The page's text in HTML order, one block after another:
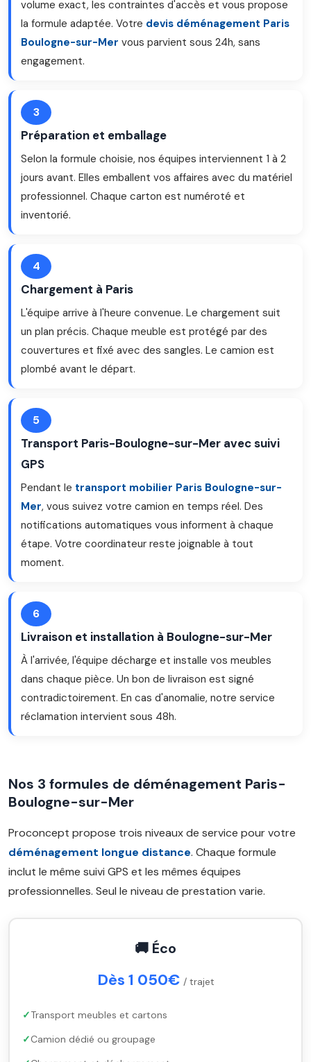
volume exact, les contraintes d'accès et vous propose
la formule adaptée. Votre devis déménagement Paris
Boulogne-sur-Mer vous parvient sous 24h, sans
engagement.
3
Préparation et emballage
Selon la formule choisie, nos équipes interviennent 1 à 2
jours avant. Elles emballent vos affaires avec du matériel
professionnel. Chaque carton est numéroté et
inventorié.
4
Chargement à Paris
L'équipe arrive à l'heure convenue. Le chargement suit
un plan précis. Chaque meuble est protégé par des
couvertures et fixé avec des sangles. Le camion est
plombé avant le départ.
5
Transport Paris-Boulogne-sur-Mer avec suivi
GPS
Pendant le transport mobilier Paris Boulogne-sur-
Mer, vous suivez votre camion en temps réel. Des
notifications automatiques vous informent à chaque
étape. Votre coordinateur reste joignable à tout
moment.
6
Livraison et installation à Boulogne-sur-Mer
À l'arrivée, l'équipe décharge et installe vos meubles
dans chaque pièce. Un bon de livraison est signé
contradictoirement. En cas d'anomalie, notre service
réclamation intervient sous 48h.
Nos 3 formules de déménagement Paris-
Boulogne-sur-Mer
Proconcept propose trois niveaux de service pour votre
déménagement longue distance. Chaque formule
inclut le même suivi GPS et les mêmes équipes
professionnelles. Seul le niveau de prestation varie.
🚚 Éco
Dès 1 050€ / trajet
Transport meubles et cartons
Camion dédié ou groupage